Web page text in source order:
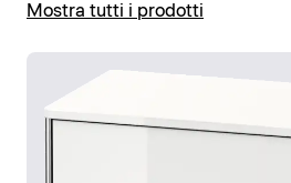
Mostra tutti i prodotti